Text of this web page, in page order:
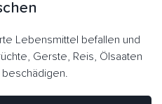
Lebensmittel befallen und
Gerste, Reis, Ölsaaten
beschädigen.